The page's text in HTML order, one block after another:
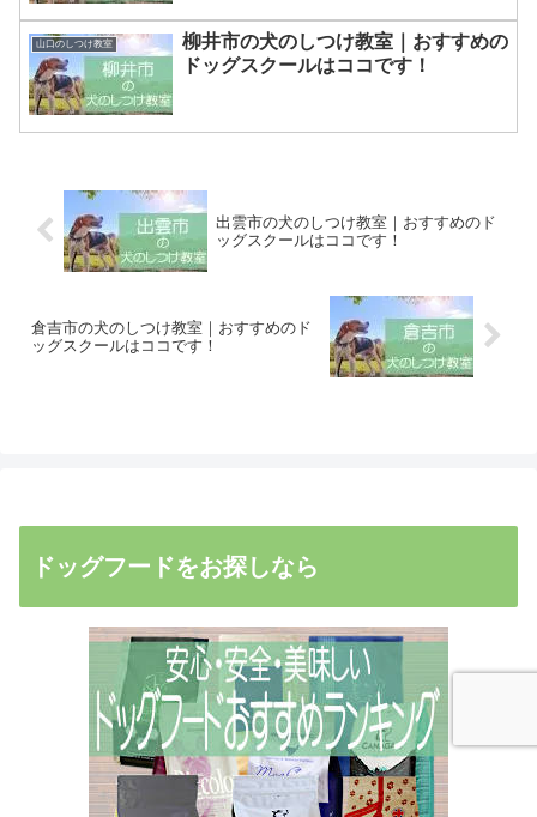
山口のしつけ教室
柳井市の犬のしつけ教室｜おすすめの
ドッグスクールはココです！
出雲市の犬のしつけ教室｜おすすめのド
ッグスクールはココです！
倉吉市の犬のしつけ教室｜おすすめのド
ッグスクールはココです！
ドッグフードをお探しなら